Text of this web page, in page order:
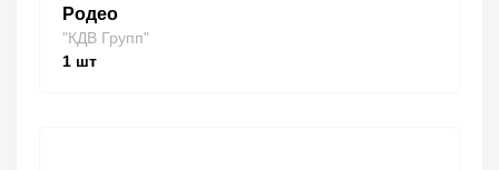
Родео
"КДВ Групп"
1 шт